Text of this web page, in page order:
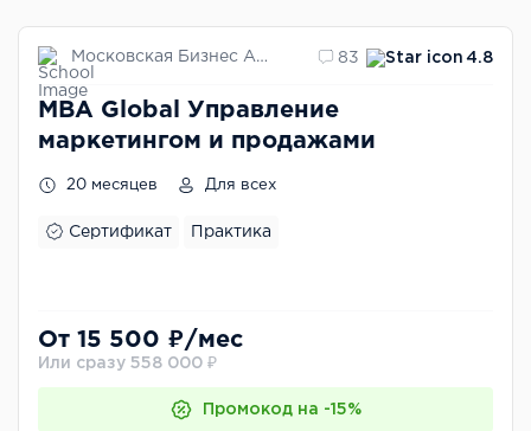
Московская Бизнес Академия 83 4.8
MBA Global Управление
маркетингом и продажами
20 месяцев Для всех
Сертификат Практика
От 15 500 ₽/мес
Или сразу 558 000 ₽
Промокод на -15%